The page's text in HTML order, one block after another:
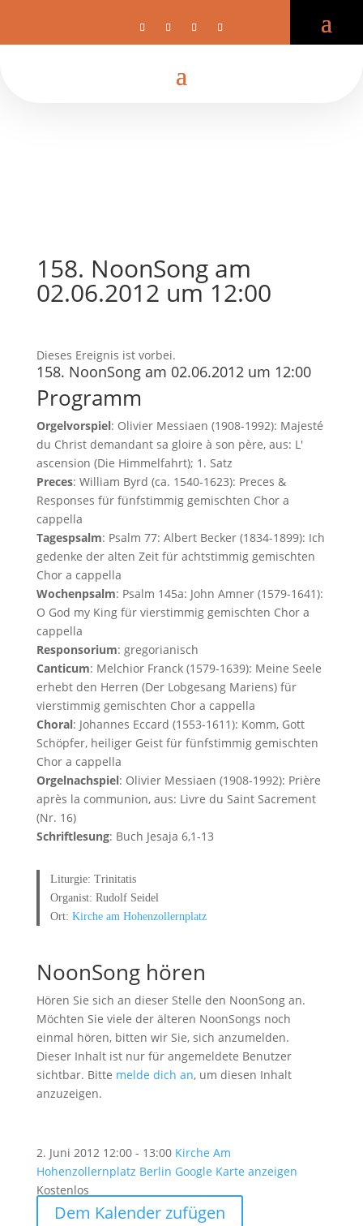
158. NoonSong am
02.06.2012 um 12:00
Dieses Ereignis ist vorbei.
158. NoonSong am 02.06.2012 um 12:00
Programm
Orgelvorspiel: Olivier Messiaen (1908-1992): Majesté
du Christ demandant sa gloire à son père, aus: L'
ascension (Die Himmelfahrt); 1. Satz
Preces: William Byrd (ca. 1540-1623): Preces &
Responses für fünfstimmig gemischten Chor a
cappella
Tagespsalm: Psalm 77: Albert Becker (1834-1899): Ich
gedenke der alten Zeit für achtstimmig gemischten
Chor a cappella
Wochenpsalm: Psalm 145a: John Amner (1579-1641):
O God my King für vierstimmig gemischten Chor a
cappella
Responsorium: gregorianisch
Canticum: Melchior Franck (1579-1639): Meine Seele
erhebt den Herren (Der Lobgesang Mariens) für
vierstimmig gemischten Chor a cappella
Choral: Johannes Eccard (1553-1611): Komm, Gott
Schöpfer, heiliger Geist für fünfstimmig gemischten
Chor a cappella
Orgelnachspiel: Olivier Messiaen (1908-1992): Prière
après la ​communion, aus: Livre du Saint Sacrement
(Nr. 16)
Schriftlesung: Buch Jesaja 6,1-13
Liturgie: Trinitatis
Organist: Rudolf Seidel
Ort:Kirche am Hohenzollernplatz
NoonSong hören
Hören Sie sich an dieser Stelle den NoonSong an.
Möchten Sie viele der älteren NoonSongs noch
einmal hören, bitten wir Sie, sich anzumelden.
Dieser Inhalt ist nur für angemeldete Benutzer
sichtbar. Bitte melde dich an, um diesen Inhalt
anzuzeigen.
2. Juni 2012 12:00 - 13:00 Kirche Am
Hohenzollernplatz Berlin Google Karte anzeigen
Kostenlos
Dem Kalender zufügen